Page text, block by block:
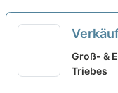
neu
Groß- &
Triebes